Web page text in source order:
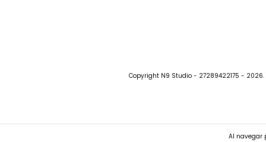
Al navegar
Copyright N9 Studio - 27289422175 - 2026.